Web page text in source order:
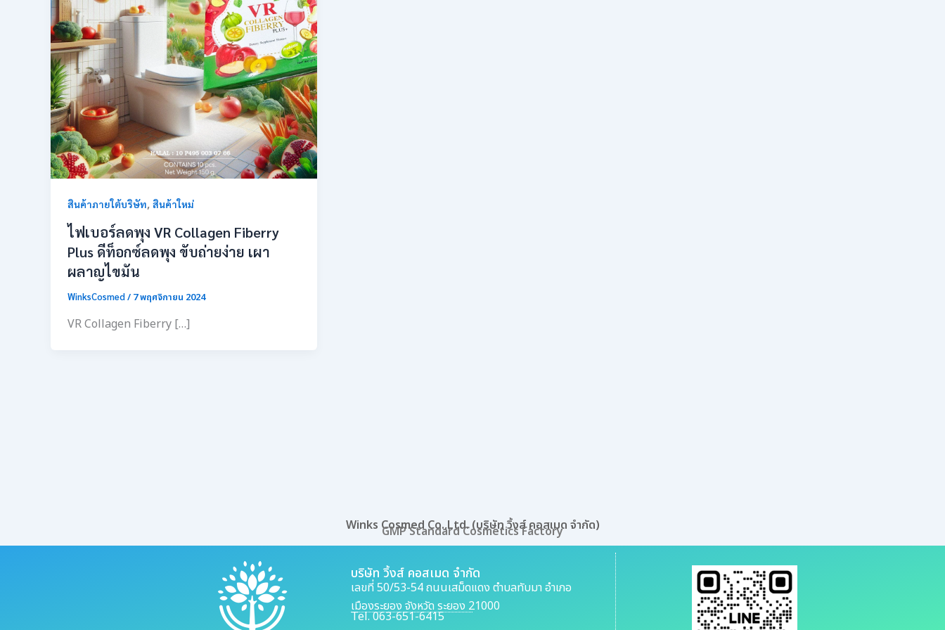
สินค้าภายใต้บริษัท, สินค้าใหม่
ไฟเบอร์ลดพุง VR Collagen Fiberry
Plus ดีท็อกซ์ลดพุง ขับถ่ายง่าย เผา
ผลาญไขมัน
WinksCosmed/ 7 พฤศจิกายน 2024
VR Collagen Fiberry […]
Winks Cosmed Co.,Ltd. (บริษัท วิ้งส์ คอสเมด จำกัด)
GMP Standard Cosmetics Factory
บริษัท วิ้งส์ คอสเมด จำกัด
เลขที่ 50/53-54 ถนนเสม็ดแดง ตำบลทับมา อำเภอ
เมืองระยอง จังหวัด ระยอง 21000
Tel. 063-651-6415